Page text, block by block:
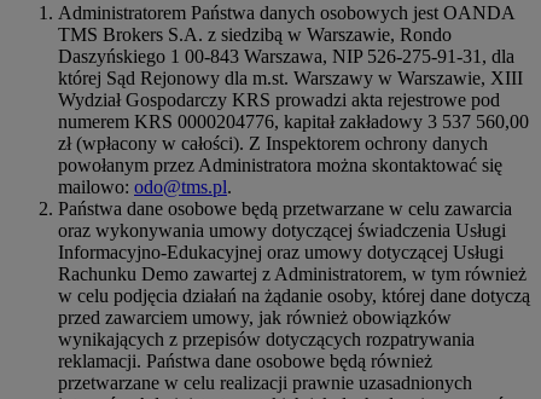
Administratorem Państwa danych osobowych jest OANDA
TMS Brokers S.A. z siedzibą w Warszawie, Rondo
Daszyńskiego 1 00-843 Warszawa, NIP 526-275-91-31, dla
której Sąd Rejonowy dla m.st. Warszawy w Warszawie, XIII
Wydział Gospodarczy KRS prowadzi akta rejestrowe pod
numerem KRS 0000204776, kapitał zakładowy 3 537 560,00
zł (wpłacony w całości). Z Inspektorem ochrony danych
powołanym przez Administratora można skontaktować się
mailowo: odo@tms.pl.
Państwa dane osobowe będą przetwarzane w celu zawarcia
oraz wykonywania umowy dotyczącej świadczenia Usługi
Informacyjno-Edukacyjnej oraz umowy dotyczącej Usługi
Rachunku Demo zawartej z Administratorem, w tym również
w celu podjęcia działań na żądanie osoby, której dane dotyczą
przed zawarciem umowy, jak również obowiązków
wynikających z przepisów dotyczących rozpatrywania
reklamacji. Państwa dane osobowe będą również
przetwarzane w celu realizacji prawnie uzasadnionych